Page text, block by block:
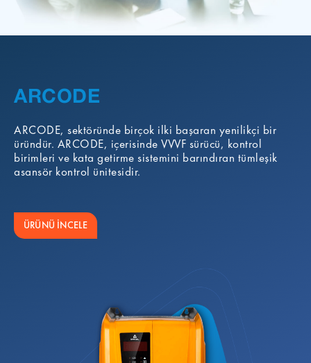
ARCODE
ARCODE, sektöründe birçok ilki başaran yenilikçi bir
üründür. ARCODE, içerisinde VVVF sürücü, kontrol
birimleri ve kata getirme sistemini barındıran tümleşik
asansör kontrol ünitesidir.
ÜRÜNÜ İNCELE